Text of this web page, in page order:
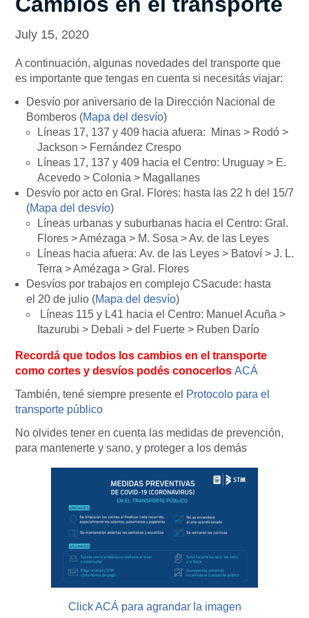
July 15, 2020
A continuación, algunas novedades del transporte que
es importante que tengas en cuenta si necesitás viajar:
Desvío por aniversario de la Dirección Nacional de
Bomberos (Mapa del desvío)
Líneas 17, 137 y 409 hacia afuera: Minas > Rodó >
Jackson > Fernández Crespo
Líneas 17, 137 y 409 hacia el Centro: Uruguay > E.
Acevedo > Colonia > Magallanes
Desvío por acto en Gral. Flores: hasta las 22 h del 15/7
(Mapa del desvío)
Líneas urbanas y suburbanas hacia el Centro: Gral.
Flores > Amézaga > M. Sosa > Av. de las Leyes
Líneas hacia afuera: Av. de las Leyes > Batoví > J. L.
Terra > Amézaga > Gral. Flores
Desvíos por trabajos en complejo CSacude: hasta
el 20 de julio (Mapa del desvío)
Líneas 115 y L41 hacia el Centro: Manuel Acuña >
Itazurubi > Debali > del Fuerte > Ruben Darío
Recordá que todos los cambios en el transporte
como cortes y desvíos podés conocerlos ACÁ
También, tené siempre presente el Protocolo para el
transporte público
No olvides tener en cuenta las medidas de prevención,
para mantenerte y sano, y proteger a los demás
Click ACÁ para agrandar la imagen